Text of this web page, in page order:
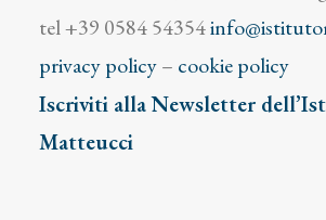
tel +39 0584 54354
privacy policy– cookie policy
Iscriviti alla Newsletter
Matteucci